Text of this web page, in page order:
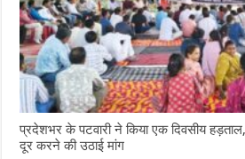
प्रदेशभर के पटवारी ने किया एक दिवसीय
दूर करने की उठाई मांग